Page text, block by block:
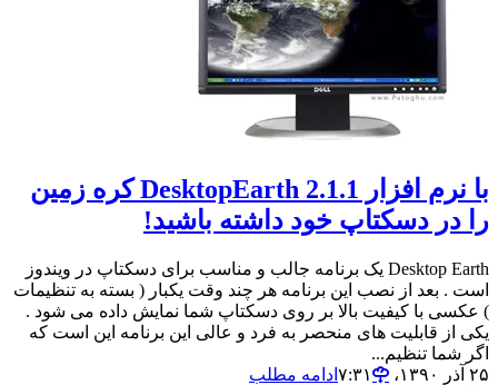
با نرم افزار DesktopEarth 2.1.1 کره زمین
را در دسکتاپ خود داشته باشید!
Desktop Earth یک برنامه جالب و مناسب برای دسکتاپ در ویندوز
است . بعد از نصب این برنامه هر چند وقت یکبار ( بسته به تنظیمات
) عکسی با کیفیت بالا بر روی دسکتاپ شما نمایش داده می شود .
یکی از قابلیت های منحصر به فرد و عالی این برنامه این است که
اگر شما تنظیم...
۲۵ آذر ۱۳۹۰،‏ ۷:۳۱
ادامه مطلب